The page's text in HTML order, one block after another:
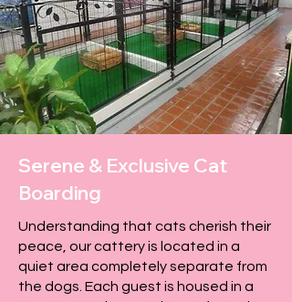
Serene & Exclusive Cat
Boarding
Understanding that cats cherish their
peace, our cattery is located in a
quiet area completely separate from
the dogs. Each guest is housed in a